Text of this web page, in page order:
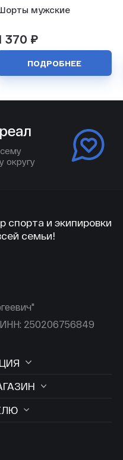
мужские
370 ₽
ПОДРОБНЕЕ
округу
спорта и экипировки
семьи!
250206756849